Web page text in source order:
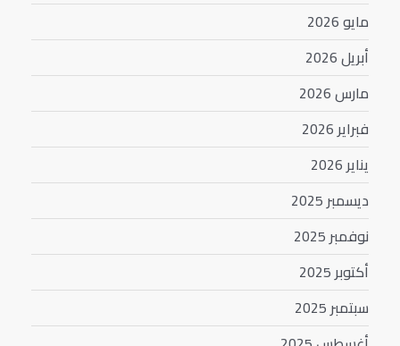
مايو 2026
أبريل 2026
مارس 2026
فبراير 2026
يناير 2026
ديسمبر 2025
نوفمبر 2025
أكتوبر 2025
سبتمبر 2025